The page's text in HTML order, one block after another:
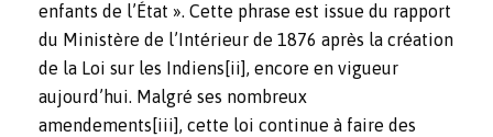
enfants de l’État ». Cette phrase est issue du rapport
du Ministère de l’Intérieur de 1876 après la création
de la Loi sur les Indiens [ii], encore en vigueur
aujourd’hui. Malgré ses nombreux
amendements [iii], cette loi continue à faire des